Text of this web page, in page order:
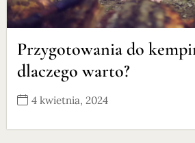
Przygotowania do
dlaczego warto?
4 kwietnia, 2024